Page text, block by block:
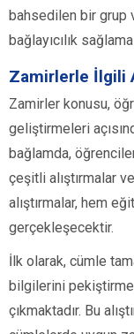
bahsedilen bir grup
bağlayıcılık
Zamirlerle İlgili
Zamirler konusu,
geliştirmeleri
bağlamda,
çeşitli alıştırmalar
alıştırmalar, hem
gerçekleşecektir.
İlk olarak, cümle
bilgilerini
çıkmaktadır. Bu